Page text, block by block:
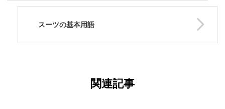
スーツの基本用語
関連記事